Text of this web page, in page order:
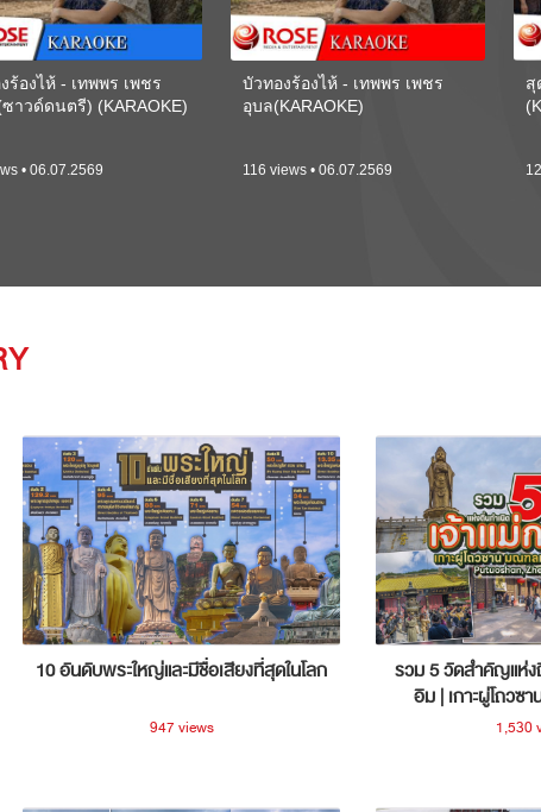
ร้องไห้ - เทพพร เพชร
าวด์ดนตรี) (KARAOKE)
• 06.07.2569
บัวทองร้องไห้ - เทพพร เพชร
อุบล(KARAOKE)
116 views • 06.07.2569
สุ
10 อันดับพระใหญ่และมีชื่อเสียงที่สุดในโลก
947 views
รวม 5 วัดสำคัญแห่ง
อิม | เกาะผู่โถวซ
ประเ
1,530